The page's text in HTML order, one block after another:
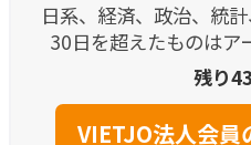
日系、経済、政治、統
30日を超えたものはア
残り